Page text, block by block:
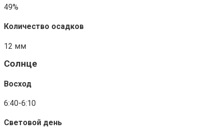
49%
Количество осадков
12 мм
Солнце
Восход
6:40-6:10
Световой день